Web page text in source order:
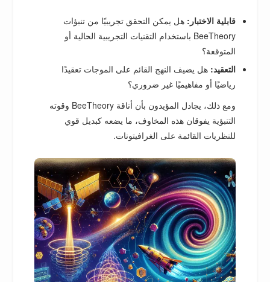
قابلية الاختبار: هل يمكن التحقق تجريبيًا من تنبؤات
BeeTheory باستخدام التقنيات التجريبية الحالية أو
المتوقعة؟
التعقيد: هل يضيف النهج القائم على الموجات تعقيدًا
رياضيًا أو مفاهيميًا غير ضروري؟
ومع ذلك، يجادل المؤيدون بأن أناقة BeeTheory وقوته
التنبؤية يفوقان هذه المخاوف، ما يضعه كبديل قوي
للنظريات القائمة على الغرافيتونات.